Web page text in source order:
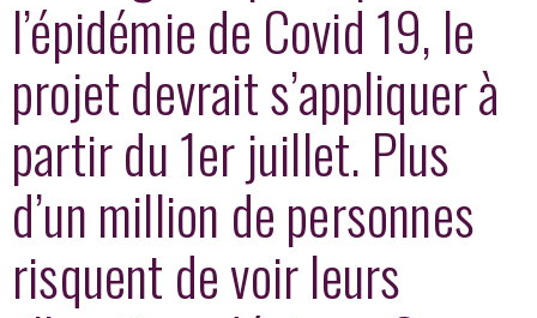
l’épidémie de Covid 19, le
projet devrait s’appliquer à
partir du 1er juillet. Plus
d’un million de personnes
risquent de voir leurs